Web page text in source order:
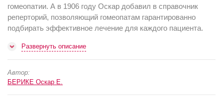
гомеопатии. А в 1906 году Оскар добавил в справочник
реперторий, позволяющий гомеопатам гарантированно
подбирать эффективное лечение для каждого пациента.
Развернуть описание
Автор:
БЕРИКЕ Оскар Е.